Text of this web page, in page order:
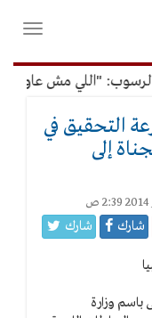
فتح
"اللي مش عاوز
التحقيق في
الجناة إلى
شارك شارك
باسم وزارة